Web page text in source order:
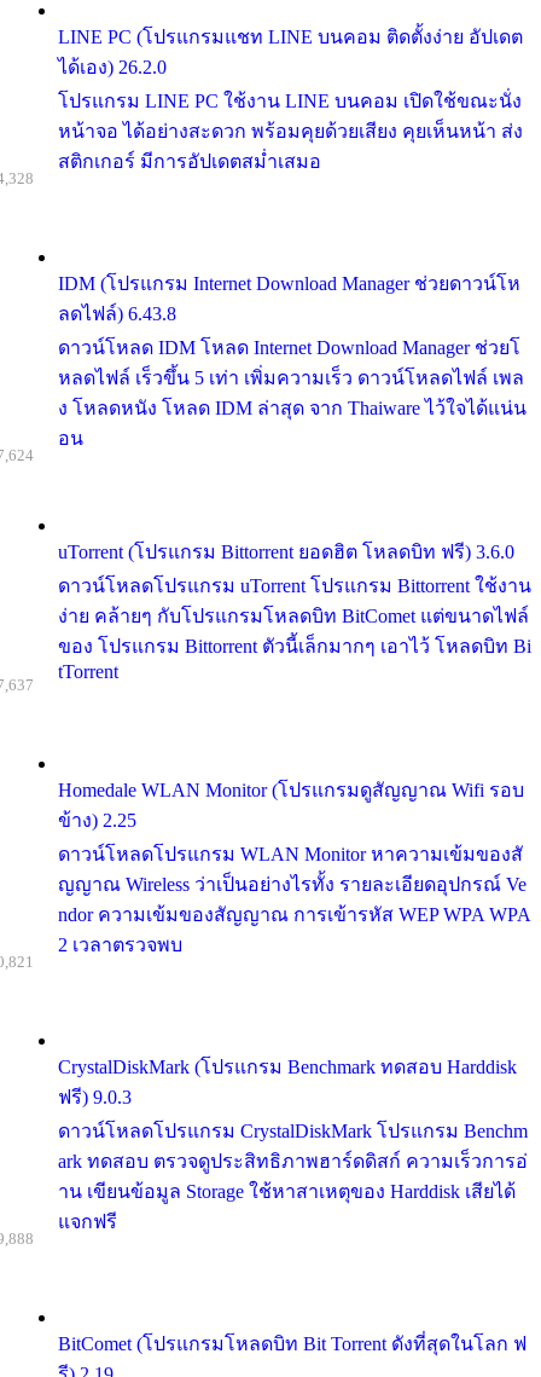
LINE PC (โปรแกรมแชท LINE บนคอม ติดตั้งง่าย อัปเดต
ได้เอง) 26.2.0
โปรแกรม LINE PC ใช้งาน LINE บนคอม เปิดใช้ขณะนั่ง
หน้าจอ ได้อย่างสะดวก พร้อมคุยด้วยเสียง คุยเห็นหน้า ส่ง
สติกเกอร์ มีการอัปเดตสม่ำเสมอ
IDM (โปรแกรม Internet Download Manager ช่วยดาวน์โห
ลดไฟล์) 6.43.8
ดาวน์โหลด IDM โหลด Internet Download Manager ช่วยโ
หลดไฟล์ เร็วขึ้น 5 เท่า เพิ่มความเร็ว ดาวน์โหลดไฟล์ เพล
ง โหลดหนัง โหลด IDM ล่าสุด จาก Thaiware ไว้ใจได้แน่น
อน
uTorrent (โปรแกรม Bittorrent ยอดฮิต โหลดบิท ฟรี) 3.6.0
ดาวน์โหลดโปรแกรม uTorrent โปรแกรม Bittorrent ใช้งาน
ง่าย คล้ายๆ กับโปรแกรมโหลดบิท BitComet แต่ขนาดไฟล์
ของ โปรแกรม Bittorrent ตัวนี้เล็กมากๆ เอาไว้ โหลดบิท Bi
tTorrent
Homedale WLAN Monitor (โปรแกรมดูสัญญาณ Wifi รอบ
ข้าง) 2.25
ดาวน์โหลดโปรแกรม WLAN Monitor หาความเข้มของสั
ญญาณ Wireless ว่าเป็นอย่างไรทั้ง รายละเอียดอุปกรณ์ Ve
ndor ความเข้มของสัญญาณ การเข้ารหัส WEP WPA WPA
2 เวลาตรวจพบ
CrystalDiskMark (โปรแกรม Benchmark ทดสอบ Harddisk
ฟรี) 9.0.3
ดาวน์โหลดโปรแกรม CrystalDiskMark โปรแกรม Benchm
ark ทดสอบ ตรวจดูประสิทธิภาพฮาร์ดดิสก์ ความเร็วการอ่
าน เขียนข้อมูล Storage ใช้หาสาเหตุของ Harddisk เสียได้
แจกฟรี
BitComet (โปรแกรมโหลดบิท Bit Torrent ดังที่สุดในโลก ฟ